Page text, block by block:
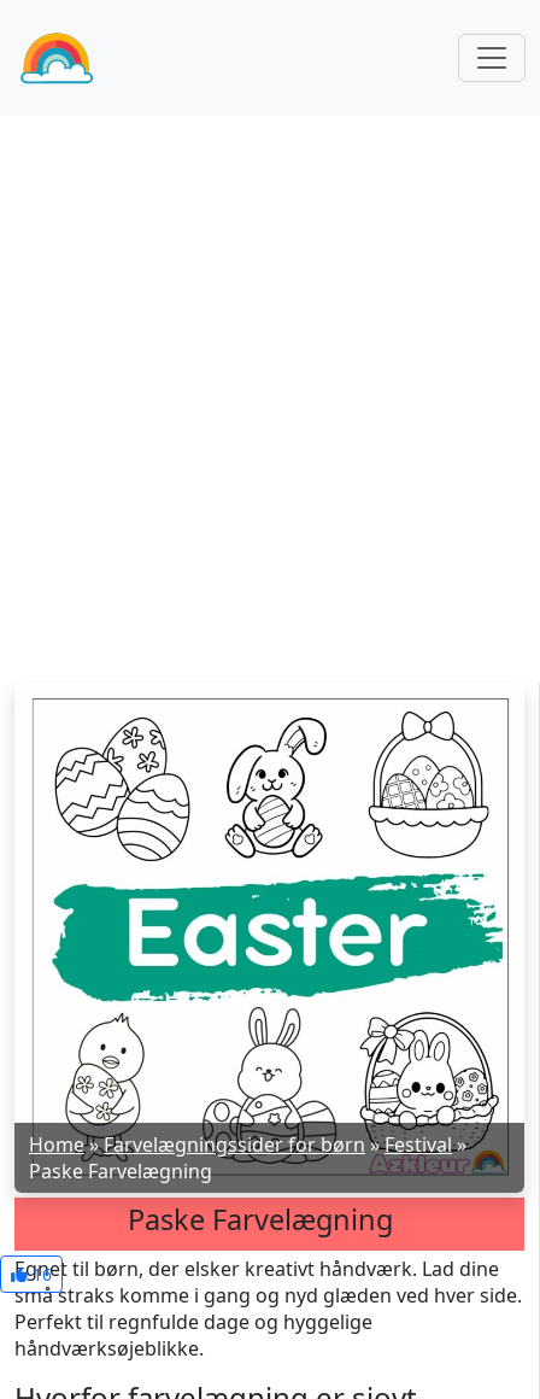
Home»Farvelægningssider for børn»Festival»
Paske Farvelægning
Paske Farvelægning
16
Egnet til børn, der elsker kreativt håndværk. Lad dine
små straks komme i gang og nyd glæden ved hver side.
Perfekt til regnfulde dage og hyggelige
håndværksøjeblikke.